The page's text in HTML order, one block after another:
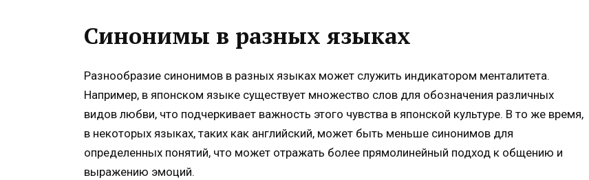
Синонимы в разных языках
Разнообразие синонимов в разных языках может служить индикатором менталитета.
Например, в японском языке существует множество слов для обозначения различных
видов любви, что подчеркивает важность этого чувства в японской культуре. В то же время,
в некоторых языках, таких как английский, может быть меньше синонимов для
определенных понятий, что может отражать более прямолинейный подход к общению и
выражению эмоций.